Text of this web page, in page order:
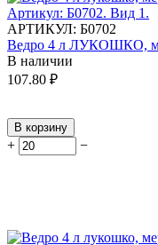
АРТИКУЛ: Б0702
Ведро 4 л ЛУКОШКО,
В наличии
107.80 ₽
В корзину
+ −